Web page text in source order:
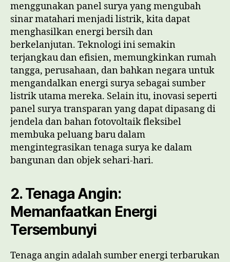
menggunakan panel surya yang mengubah
sinar matahari menjadi listrik, kita dapat
menghasilkan energi bersih dan
berkelanjutan. Teknologi ini semakin
terjangkau dan efisien, memungkinkan rumah
tangga, perusahaan, dan bahkan negara untuk
mengandalkan energi surya sebagai sumber
listrik utama mereka. Selain itu, inovasi seperti
panel surya transparan yang dapat dipasang di
jendela dan bahan fotovoltaik fleksibel
membuka peluang baru dalam
mengintegrasikan tenaga surya ke dalam
bangunan dan objek sehari-hari.
2. Tenaga Angin:
Memanfaatkan Energi
Tersembunyi
Tenaga angin adalah sumber energi terbarukan